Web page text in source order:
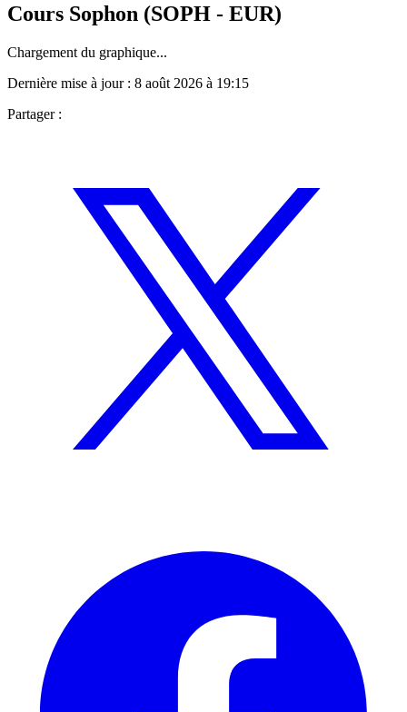
Cours Sophon (SOPH - EUR)
Chargement du graphique...
Dernière mise à jour : 8 août 2026 à 19:15
Partager :